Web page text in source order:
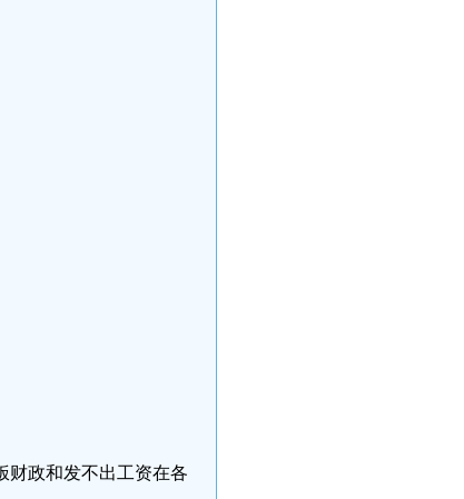
财政和发不出工资在各